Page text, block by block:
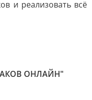
и реализовать всё
ОНЛАЙН"